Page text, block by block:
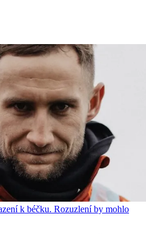
k béčku. Rozuzlení by mohlo